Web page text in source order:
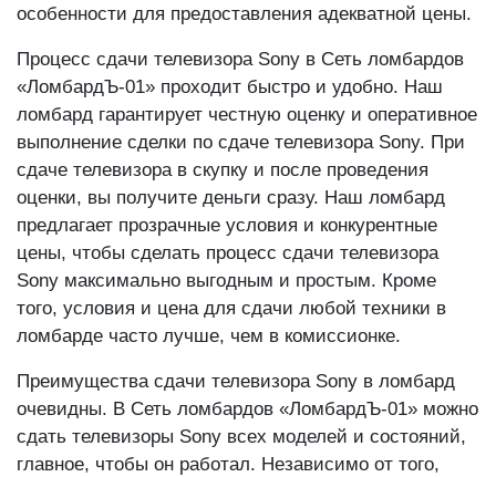
особенности для предоставления адекватной цены.
Процесс сдачи телевизора Sony в Сеть ломбардов
«ЛомбардЪ-01» проходит быстро и удобно. Наш
ломбард гарантирует честную оценку и оперативное
выполнение сделки по сдаче телевизора Sony. При
сдаче телевизора в скупку и после проведения
оценки, вы получите деньги сразу. Наш ломбард
предлагает прозрачные условия и конкурентные
цены, чтобы сделать процесс сдачи телевизора
Sony максимально выгодным и простым. Кроме
того, условия и цена для сдачи любой техники в
ломбарде часто лучше, чем в комиссионке.
Преимущества сдачи телевизора Sony в ломбард
очевидны. В Сеть ломбардов «ЛомбардЪ-01» можно
сдать телевизоры Sony всех моделей и состояний,
главное, чтобы он работал. Независимо от того,